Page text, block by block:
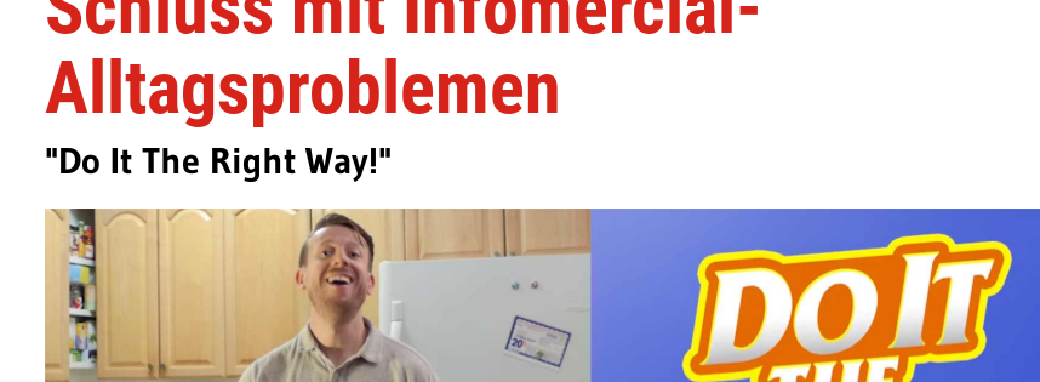
Alltagsproblemen
"Do It The Right Way!"